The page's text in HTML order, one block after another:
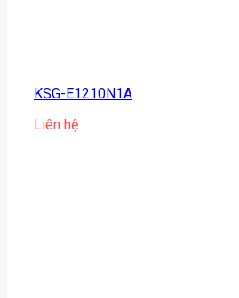
KSG-E1210N1A
Liên hệ